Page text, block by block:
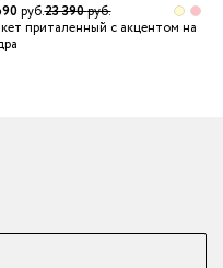
руб.23 390руб.
приталенный с акцентом на